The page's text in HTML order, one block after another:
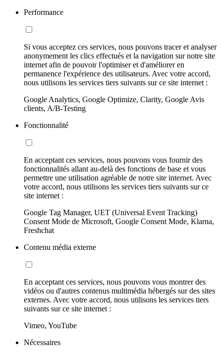
Performance
Si vous acceptez ces services, nous pouvons tracer et analyser
anonymement les clics effectués et la navigation sur notre site
internet afin de pouvoir l'optimiser et d'améliorer en
permanence l'expérience des utilisateurs. Avec votre accord,
nous utilisons les services tiers suivants sur ce site internet :
Google Analytics, Google Optimize, Clarity, Google Avis
clients, A/B-Testing
Fonctionnalité
En acceptant ces services, nous pouvons vous fournir des
fonctionnalités allant au-delà des fonctions de base et vous
permettre une utilisation agréable de notre site internet. Avec
votre accord, nous utilisons les services tiers suivants sur ce
site internet :
Google Tag Manager, UET (Universal Event Tracking)
Consent Mode de Microsoft, Google Consent Mode, Klarna,
Freshchat
Contenu média externe
En acceptant ces services, nous pouvons vous montrer des
vidéos ou d'autres contenus multimédia hébergés sur des sites
externes. Avec votre accord, nous utilisons les services tiers
suivants sur ce site internet :
Vimeo, YouTube
Nécessaires